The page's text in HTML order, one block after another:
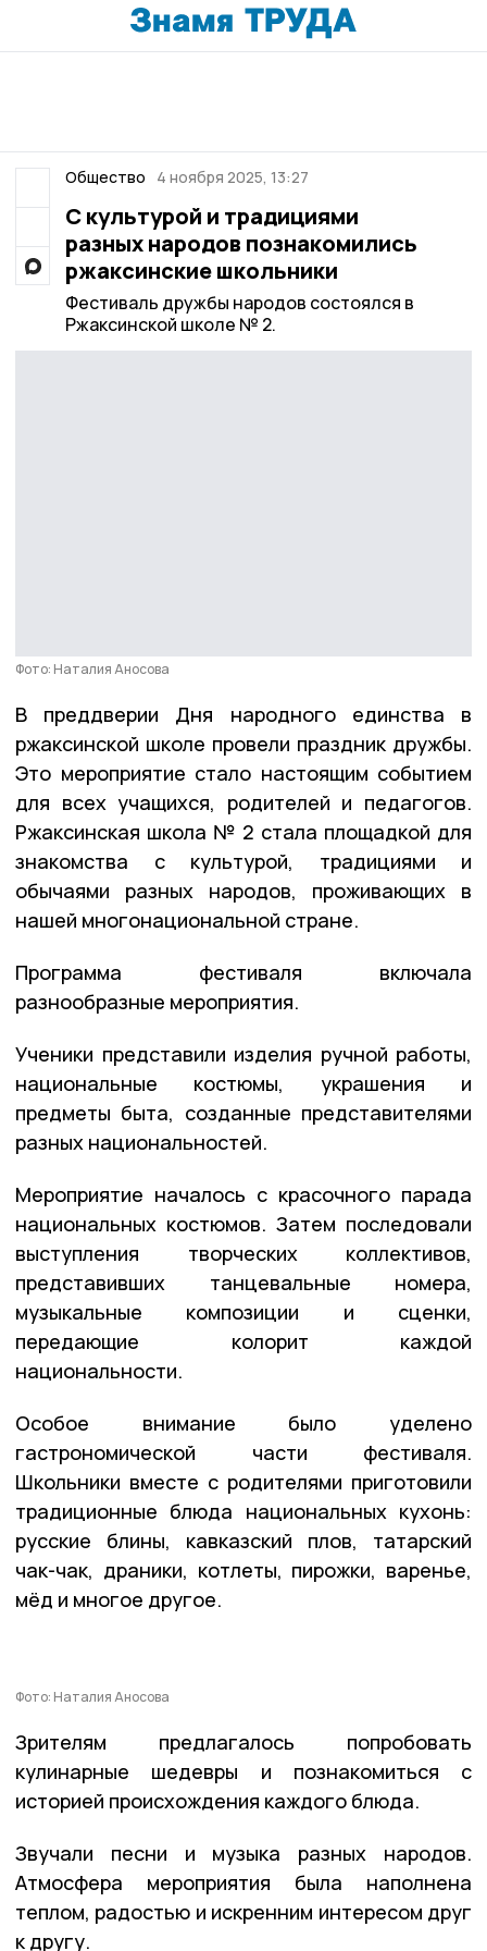
Общество 4 ноября 2025, 13:27
С культурой и традициями
разных народов познакомились
ржаксинские школьники
Фестиваль дружбы народов состоялся в
Ржаксинской школе № 2.
Фото: Наталия Аносова
В преддверии Дня народного единства в
ржаксинской школе провели праздник дружбы.
Это мероприятие стало настоящим событием
для всех учащихся, родителей и педагогов.
Ржаксинская школа № 2 стала площадкой для
знакомства с культурой, традициями и
обычаями разных народов, проживающих в
нашей многонациональной стране.
Программа фестиваля включала
разнообразные мероприятия.
Ученики представили изделия ручной работы,
национальные костюмы, украшения и
предметы быта, созданные представителями
разных национальностей.
Мероприятие началось с красочного парада
национальных костюмов. Затем последовали
выступления творческих коллективов,
представивших танцевальные номера,
музыкальные композиции и сценки,
передающие колорит каждой
национальности.
Особое внимание было уделено
гастрономической части фестиваля.
Школьники вместе с родителями приготовили
традиционные блюда национальных кухонь:
русские блины, кавказский плов, татарский
чак-чак, драники, котлеты, пирожки, варенье,
мёд и многое другое.
Фото: Наталия Аносова
Зрителям предлагалось попробовать
кулинарные шедевры и познакомиться с
историей происхождения каждого блюда.
Звучали песни и музыка разных народов.
Атмосфера мероприятия была наполнена
теплом, радостью и искренним интересом друг
к другу.